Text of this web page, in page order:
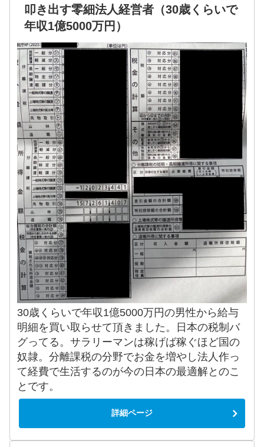
叩き出す零細法人経営者（30歳くらいで
年収1億5000万円）
30歳くらいで年収1億5000万円の男性から給与
明細を買い取らせて頂きました。日本の税制バ
グってる。サラリーマンは稼げば稼ぐほど国の
奴隷。分離課税の分野でお金を増やし法人作っ
て経費で生活するのが今の日本の最適解とのこ
とです。
詳細ページ